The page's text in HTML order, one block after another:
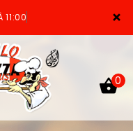
×
11:00
0